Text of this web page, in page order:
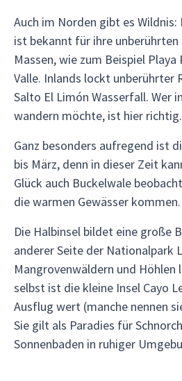
Auch im Norden gibt es Wildnis:
ist bekannt für ihre
Massen, wie zum Beispiel Playa
Valle. Inlands lockt unberührter
Salto El Limón Wasserfall. Wer
wandern möchte, ist hier richtig.
Ganz besonders aufregend ist
bis März, denn in dieser Zeit
Glück auch Buckelwale
die warmen Gewässer kommen.
Die Halbinsel bildet eine große
anderer Seite der Nationalpark
Mangrovenwäldern und Höhlen
selbst ist die kleine Insel Cayo
Ausflug wert (manche nennen
Sie gilt als Paradies für
Sonnenbaden in ruhiger